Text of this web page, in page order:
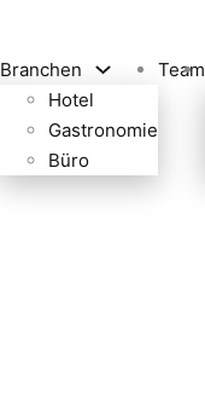
Branchen
Hotel
Gastronomie
Büro
Team